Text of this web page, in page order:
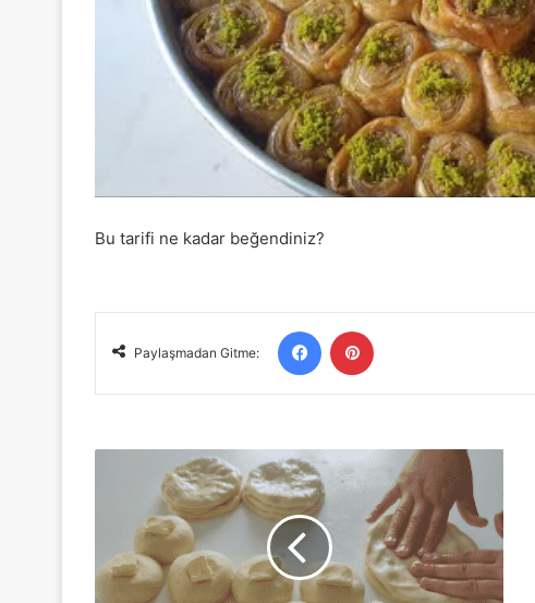
Bu tarifi ne kadar beğendiniz?
Paylaşmadan Gitme:
Facebook
Tarifi